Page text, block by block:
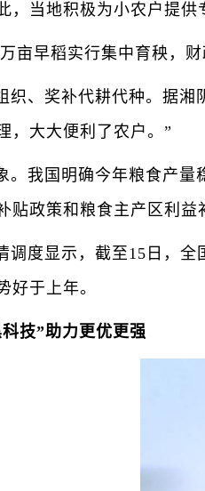
，当地积极为小农户提供
早稻实行集中育秧，财
奖补代耕代种。据湘
，大大便利了农户。”
国明确今年粮食产量稳
贴政策和粮食主产区利益
显示，截至15日，全
好于上年。
”助力更优更强